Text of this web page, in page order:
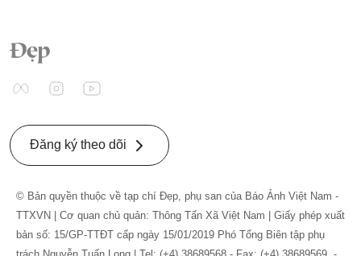
Đăng ký theo dõi
© Bản quyền thuộc về tạp chí Đẹp, phụ san của Báo Ảnh Việt Nam -
TTXVN | Cơ quan chủ quản: Thông Tấn Xã Việt Nam | Giấy phép xuất
bản số: 15/GP-TTĐT cấp ngày 15/01/2019 Phó Tổng Biên tập phụ